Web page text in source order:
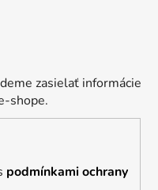
zasielať informácie
shope.
podmínkami ochrany